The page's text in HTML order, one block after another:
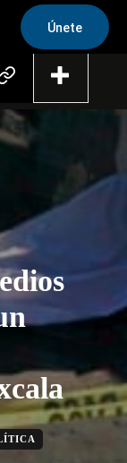
Únete